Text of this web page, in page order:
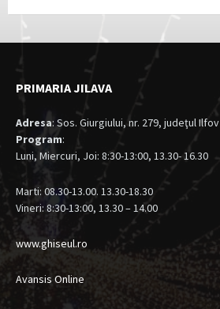
PRIMARIA JILAVA
Adresa: Sos. Giurgiului, nr. 279, judeţul Ilfov
Program:
Luni, Miercuri, Joi: 8:30-13:00, 13.30- 16.30
Marti: 08.30-13.00. 13.30-18.30
Vineri: 8:30-13:00, 13.30 – 14.00
www.ghiseul.ro
Avansis Online